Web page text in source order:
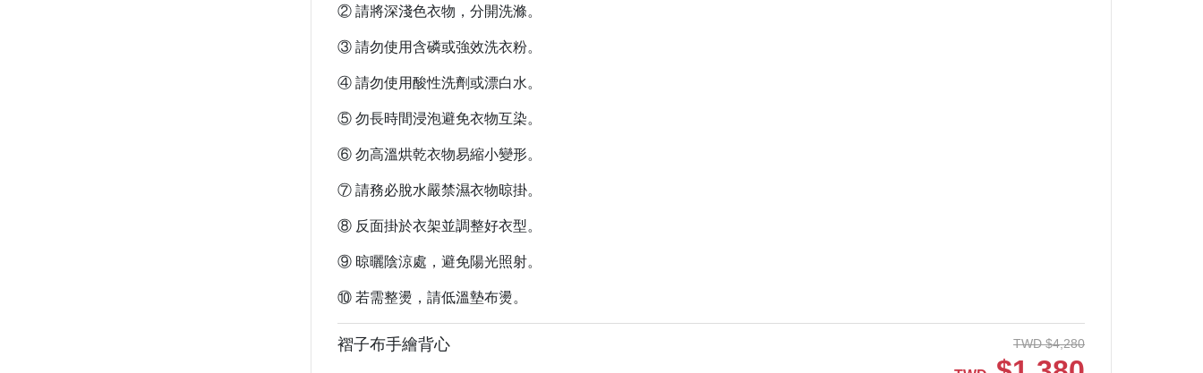
② 請將深淺色衣物，分開洗滌。
③ 請勿使用含磷或強效洗衣粉。
④ 請勿使用酸性洗劑或漂白水。
⑤ 勿長時間浸泡避免衣物互染。
⑥ 勿高溫烘乾衣物易縮小變形。
⑦ 請務必脫水嚴禁濕衣物晾掛。
⑧ 反面掛於衣架並調整好衣型。
⑨ 晾曬陰涼處，避免陽光照射。
⑩ 若需整燙，請低溫墊布燙。
褶子布手繪背心 TWD $4,280